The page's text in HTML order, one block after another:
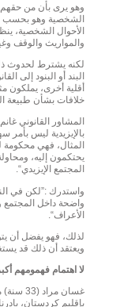
وهو يرى بأن من
الشخصية وهو بحسب
الأحوال الشخصية،
والمواريث والوقف
لكنه يشترط لحدوث
البند أو البنود إلى
أقلية أخرى، يملكون
خلافات بشأن طبيعة
المشاور القانوني
بالإيزيدية ليس
المثال، فهي محكومة
يحتكمون إليه،
المجتمع الإيزيدي“.
واستدرك :”لكن في
واضحة داخل المجتمع
الأعراف“.
لذلك، فهو يفضل أن
ويعتقد أن ذلك قد
لا اهتمام فهمومهم
غسان
بإقليم كردستان،